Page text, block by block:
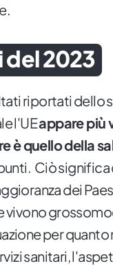
del 2023
riportati dello
l'UEappare più
è quello della
Ciò significa
dei
vivono
per quanto
sanitari,